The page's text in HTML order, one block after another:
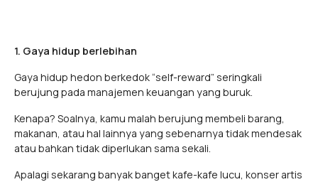
1. Gaya hidup berlebihan
Gaya hidup hedon berkedok “self-reward” seringkali
berujung pada manajemen keuangan yang buruk.
Kenapa? Soalnya, kamu malah berujung membeli barang,
makanan, atau hal lainnya yang sebenarnya tidak mendesak
atau bahkan tidak diperlukan sama sekali.
Apalagi sekarang banyak banget kafe-kafe lucu, konser artis